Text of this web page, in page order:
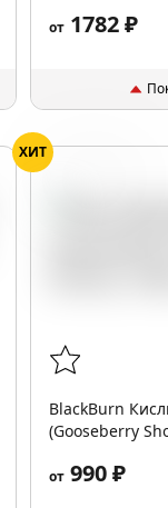
от 1782 ₽
ХИТ
BlackBurn
(Gooseberry
от 990 ₽